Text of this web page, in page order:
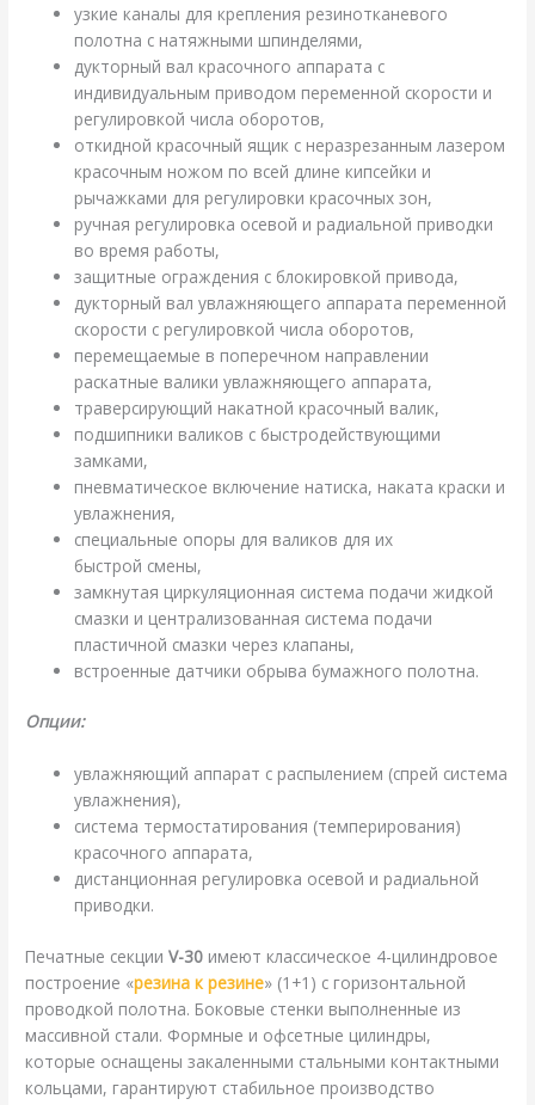
узкие каналы для крепления резинотканевого
полотна с натяжными шпинделями,
дукторный вал красочного аппарата с
индивидуальным приводом переменной скорости и
регулировкой числа оборотов,
откидной красочный ящик с неразрезанным лазером
красочным ножом по всей длине кипсейки и
рычажками для регулировки красочных зон,
ручная регулировка осевой и радиальной приводки
во время работы,
защитные ограждения с блокировкой привода,
дукторный вал увлажняющего аппарата переменной
скорости с регулировкой числа оборотов,
перемещаемые в поперечном направлении
раскатные валики увлажняющего аппарата,
траверсирующий накатной красочный валик,
подшипники валиков с быстродействующими
замками,
пневматическое включение натиска, наката краски и
увлажнения,
специальные опоры для валиков для их
быстрой смены,
замкнутая циркуляционная система подачи жидкой
смазки и централизованная система подачи
пластичной смазки через клапаны,
встроенные датчики обрыва бумажного полотна.
Опции:
увлажняющий аппарат с распылением (спрей система
увлажнения),
система термостатирования (темперирования)
красочного аппарата,
дистанционная регулировка осевой и радиальной
приводки.
Печатные секцииV-30 имеют классическое 4-цилиндровое
построение «резина к резине» (1+1) с горизонтальной
проводкой полотна. Боковые стенки выполненные из
массивной стали. Формные и офсетные цилиндры,
которые оснащены закаленными стальными контактными
кольцами, гарантируют стабильное производство